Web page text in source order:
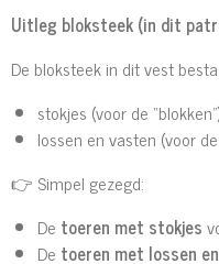
Uitleg bloksteek (in dit
De bloksteek in dit vest
stokjes (voor de
lossen en vasten (voor
👉 Simpel gezegd:
De toeren met stokjes
De toeren met lossen